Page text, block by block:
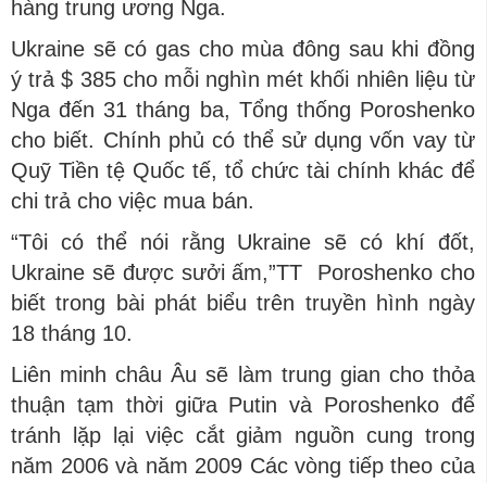
hàng trung ương Nga.
Ukraine sẽ có gas cho mùa đông sau khi đồng
ý trả $ 385 cho mỗi nghìn mét khối nhiên liệu từ
Nga đến 31 tháng ba, Tổng thống Poroshenko
cho biết. Chính phủ có thể sử dụng vốn vay từ
Quỹ Tiền tệ Quốc tế, tổ chức tài chính khác để
chi trả cho việc mua bán.
“Tôi có thể nói rằng Ukraine sẽ có khí đốt,
Ukraine sẽ được sưởi ấm,”TT Poroshenko cho
biết trong bài phát biểu trên truyền hình ngày
18 tháng 10.
Liên minh châu Âu sẽ làm trung gian cho thỏa
thuận tạm thời giữa Putin và Poroshenko để
tránh lặp lại việc cắt giảm nguồn cung trong
năm 2006 và năm 2009 Các vòng tiếp theo của